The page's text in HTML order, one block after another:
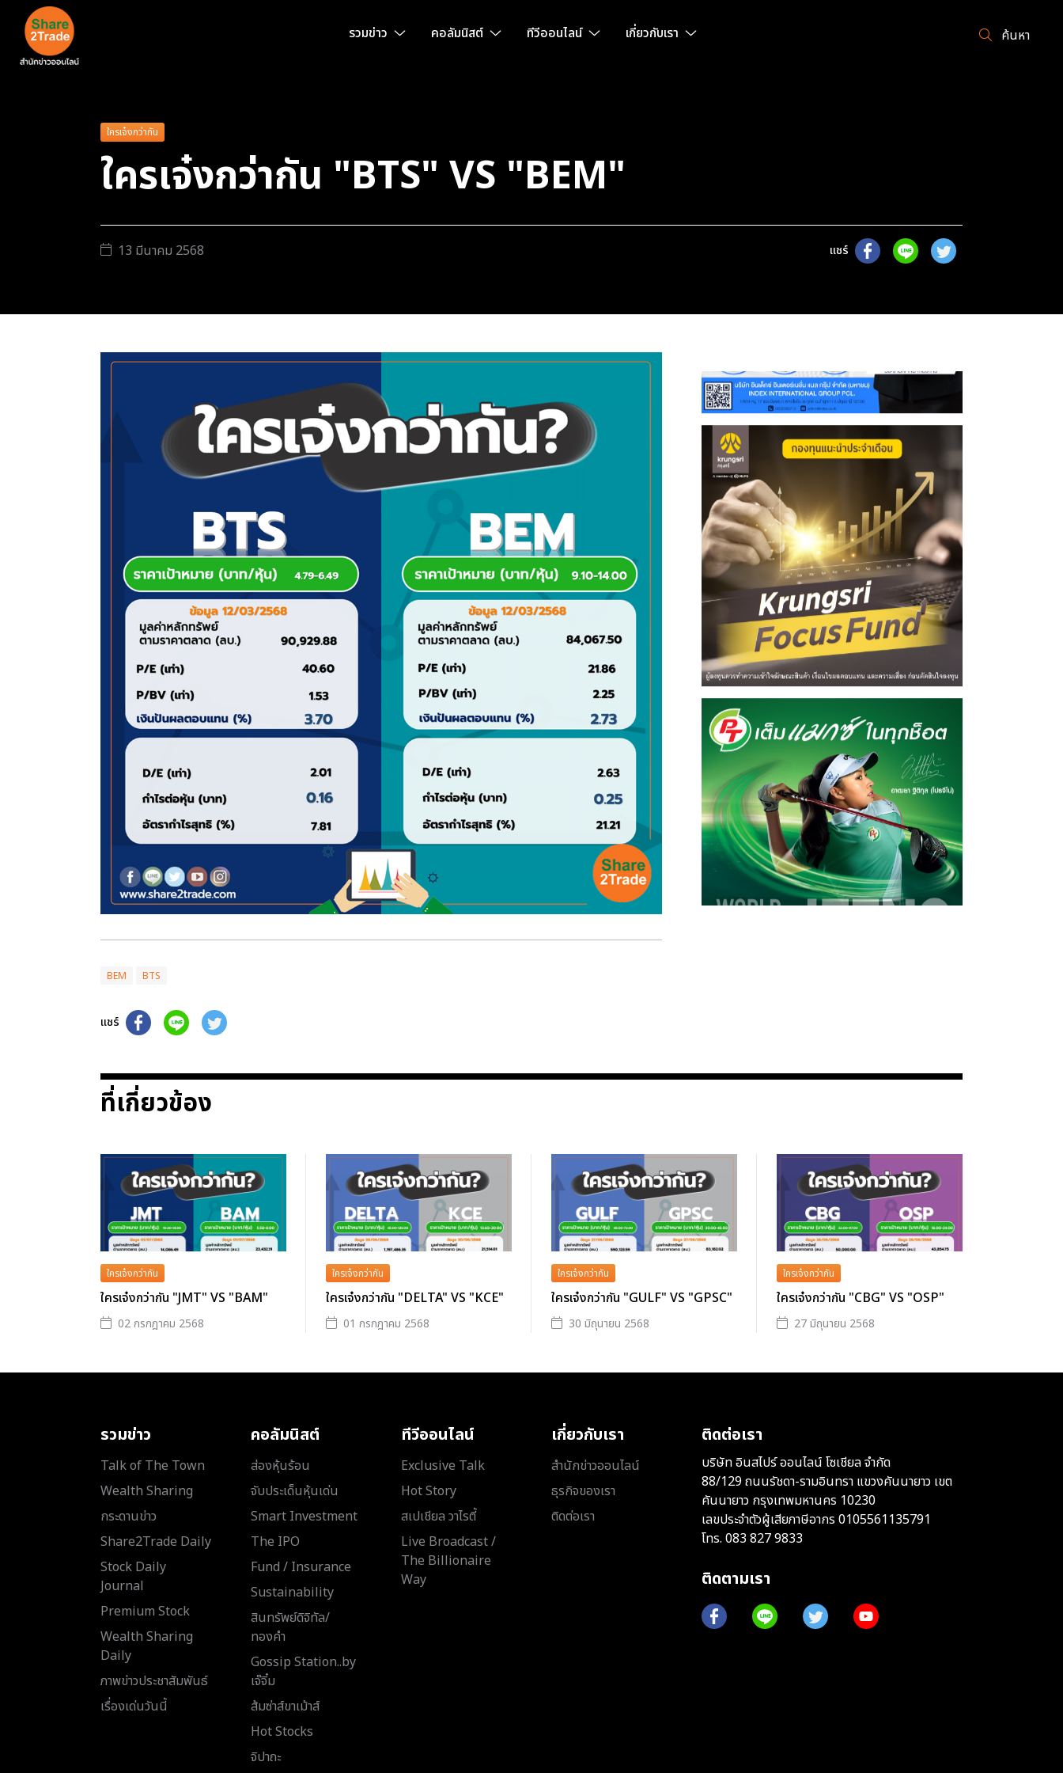
รวมข่าว คอลัมนิสต์ ทีวีออนไลน์ เกี่ยวกับเรา ค้นหา
ใครเจ๋งกว่ากัน
ใครเจ๋งกว่ากัน "BTS" VS "BEM"
13 มีนาคม 2568 แชร์
BEM BTS
แชร์
ที่เกี่ยวข้อง
ใครเจ๋งกว่ากัน
ใครเจ๋งกว่ากัน "JMT" VS "BAM"
02 กรกฎาคม 2568
ใครเจ๋งกว่ากัน
ใครเจ๋งกว่ากัน "DELTA" VS "KCE"
01 กรกฎาคม 2568
ใครเจ๋งกว่ากัน
ใครเจ๋งกว่ากัน "GULF" VS "GPSC"
30 มิถุนายน 2568
ใครเจ๋งกว่ากัน
ใครเจ๋งกว่ากัน "CBG" VS "OSP"
27 มิถุนายน 2568
รวมข่าว
Talk of The Town
Wealth Sharing
กระดานข่าว
Share2Trade Daily
Stock Daily
Journal
Premium Stock
Wealth Sharing
Daily
ภาพข่าวประชาสัมพันธ์
เรื่องเด่นวันนี้
คอลัมนิสต์
ส่องหุ้นร้อน
จับประเด็นหุ้นเด่น
Smart Investment
The IPO
Fund / Insurance
Sustainability
สินทรัพย์ดิจิทัล/
ทองคำ
Gossip Station..by
เจ๊จิ๋ม
ส้มซ่าส์ขาเม้าส์
Hot Stocks
จิปาถะ
ทีวีออนไลน์
Exclusive Talk
Hot Story
สเปเชียล วาไรตี้
Live Broadcast /
The Billionaire
Way
เกี่ยวกับเรา
สำนักข่าวออนไลน์
ธุรกิจของเรา
ติดต่อเรา
ติดต่อเรา
บริษัท อินสไปร์ ออนไลน์ โซเชียล จำกัด
88/129 ถนนรัชดา-รามอินทรา แขวงคันนายาว เขต
คันนายาว กรุงเทพมหานคร 10230
เลขประจำตัวผู้เสียภาษีอากร 0105561135791
โทร. 083 827 9833
ติดตามเรา